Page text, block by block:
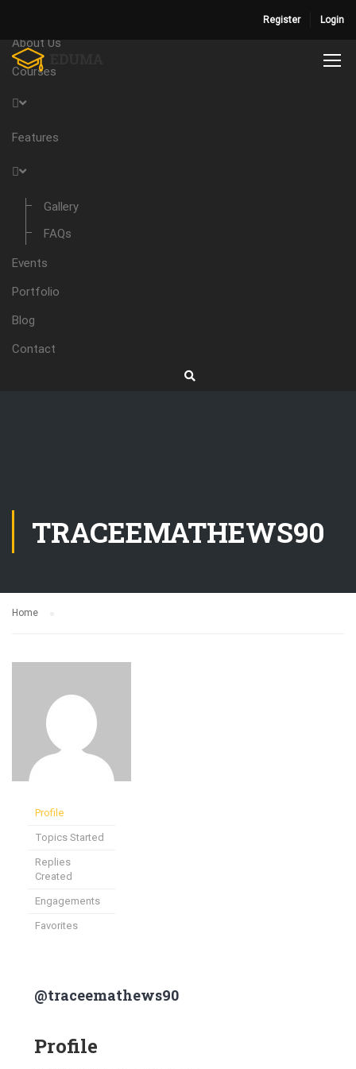
Register Login
About Us
Courses
Features
Gallery
FAQs
Events
Portfolio
Blog
Contact
TRACEEMATHEWS90
Home
Profile
Topics Started
Replies
Created
Engagements
Favorites
@traceemathews90
Profile